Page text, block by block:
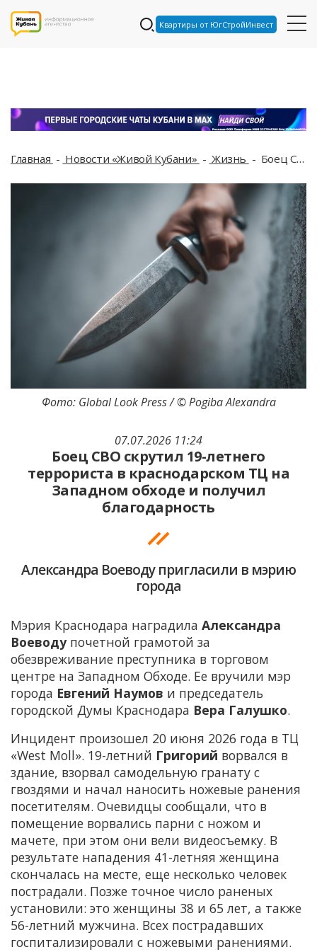
Квартиры от ЮгСтройИнвест
Главная Новости «Живой Кубани» Жизнь Боец СВО скрутил 19-летнего террориста в краснодарском ТЦ на Западном обходе и получил благодарность
07.07.2026 11:24
Боец СВО скрутил 19-летнего
террориста в краснодарском ТЦ на
Западном обходе и получил
благодарность
Александра Воеводу пригласили в мэрию
города
Фото: Global Look Press / © Pogiba Alexandra
Мэрия Краснодара наградила Александра
Воеводупочетной грамотой за
обезвреживание преступника в торговом
центре на Западном Обходе. Ее вручили мэр
города Евгений Наумов и председатель
городской Думы Краснодара Вера Галушко.
Инцидент произошел 20 июня 2026 года в ТЦ
«West Moll». 19-летний Григорий ворвался в
здание, взорвал самодельную гранату с
гвоздями и начал наносить ножевые ранения
посетителям. Очевидцы сообщали, что в
помещение ворвались парни с ножом и
мачете, при этом они вели видеосъемку. В
результате нападения 41-летняя женщина
скончалась на месте, еще несколько человек
пострадали. Позже точное число раненых
установили: это женщины 38 и 65 лет, а также
56-летний мужчина. Всех пострадавших
госпитализировали с ножевыми ранениями.